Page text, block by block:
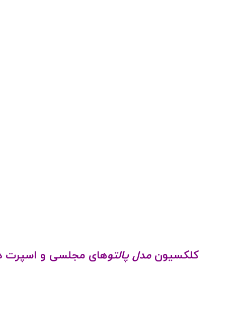
کلکسیونمدل پالتوهای مجلسی و اسپرت